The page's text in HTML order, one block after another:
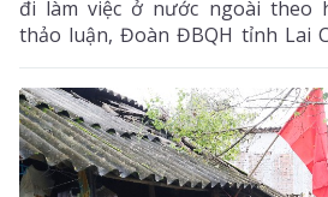
đi làm việc ở nước ngoài theo
thảo luận, Đoàn ĐBQH tỉnh Lai
đối với Dự án Luật Hòa giải ở cơ
Luật sửa đổi, bổ sung một số